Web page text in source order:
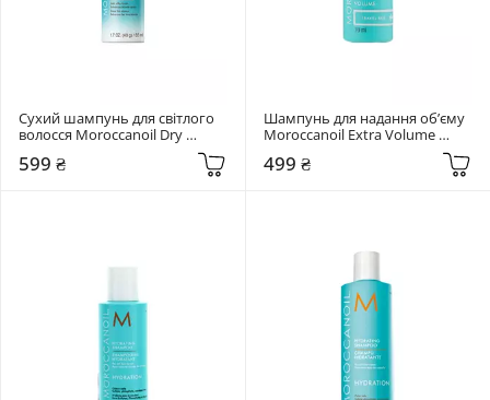
Сухий шампунь для світлого
волосся Moroccanoil Dry
Shampoo Light Tones 65 мл
599 ₴
Шампунь для надання об’єму
Moroccanoil Extra Volume
499 ₴